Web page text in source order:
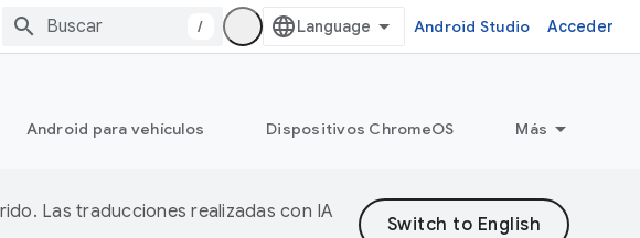
/ Android Studio Acceder
Android para vehículos Dispositivos ChromeOS Más
Las traducciones realizadas con IA